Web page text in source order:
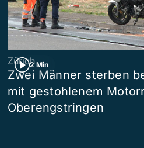
2 Min
Zürich
Zwei Männer sterben
mit gestohlenem
Oberengstringen